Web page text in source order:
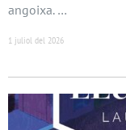
angoixa. …
1 juliol del 2026